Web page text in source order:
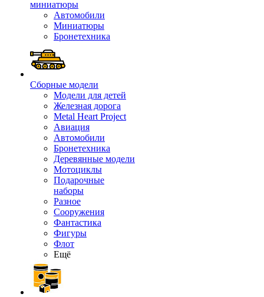
миниатюры
Автомобили
Миниатюры
Бронетехника
Сборные модели
Модели для детей
Железная дорога
Metal Heart Project
Авиация
Автомобили
Бронетехника
Деревянные модели
Мотоциклы
Подарочные
наборы
Разное
Сооружения
Фантастика
Фигуры
Флот
Ещё